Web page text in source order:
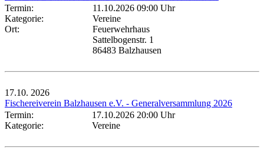
Termin:
11.10.2026 09:00 Uhr
Kategorie:
Vereine
Ort:
Feuerwehrhaus
Sattelbogenstr. 1
86483 Balzhausen
17.10. 2026
Fischereiverein Balzhausen e.V. - Generalversammlung 2026
Termin:
17.10.2026 20:00 Uhr
Kategorie:
Vereine